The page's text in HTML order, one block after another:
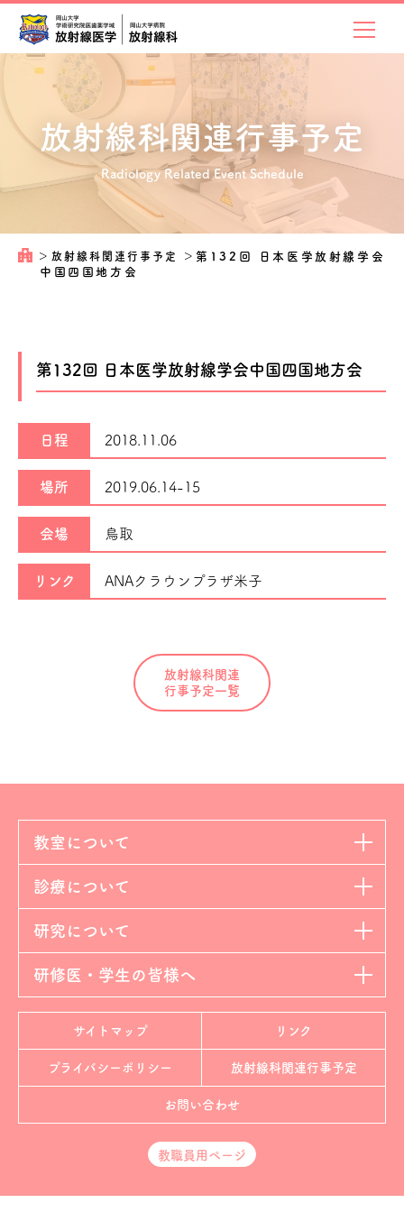
放射線科関連行事予定
Radiology Related Event Schedule
＞ 放射線科関連行事予定 ＞ 第132回 日本医学放射線学会
中国四国地方会
第132回 日本医学放射線学会中国四国地方会
日程 2018.11.06
場所 2019.06.14-15
会場 鳥取
リンク ANAクラウンプラザ米子
放射線科関連
行事予定一覧
教室について
診療について
研究について
研修医・学生の皆様へ
サイトマップ リンク
プライバシーポリシー 放射線科関連行事予定
お問い合わせ
教職員用ページ